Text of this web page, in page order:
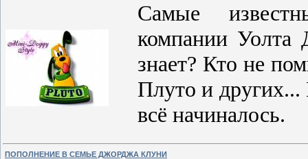
Самые
компании
знает? Кто не
Плуто и
всё начиналось.
ПОПОЛНЕНИЕ В СЕМЬЕ ДЖОРДЖА КЛУНИ